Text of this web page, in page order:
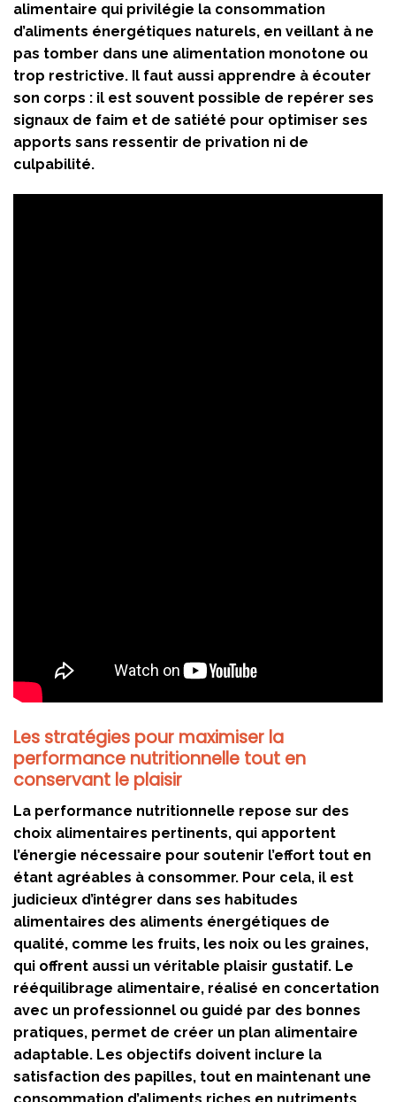
alimentaire qui privilégie la consommation
d’aliments énergétiques naturels, en veillant à ne
pas tomber dans une alimentation monotone ou
trop restrictive. Il faut aussi apprendre à écouter
son corps : il est souvent possible de repérer ses
signaux de faim et de satiété pour optimiser ses
apports sans ressentir de privation ni de
culpabilité.
Les stratégies pour maximiser la
performance nutritionnelle tout en
conservant le plaisir
La performance nutritionnelle repose sur des
choix alimentaires pertinents, qui apportent
l’énergie nécessaire pour soutenir l’effort tout en
étant agréables à consommer. Pour cela, il est
judicieux d’intégrer dans ses habitudes
alimentaires des aliments énergétiques de
qualité, comme les fruits, les noix ou les graines,
qui offrent aussi un véritable plaisir gustatif. Le
rééquilibrage alimentaire, réalisé en concertation
avec un professionnel ou guidé par des bonnes
pratiques, permet de créer un plan alimentaire
adaptable. Les objectifs doivent inclure la
satisfaction des papilles, tout en maintenant une
consommation d’aliments riches en nutriments.